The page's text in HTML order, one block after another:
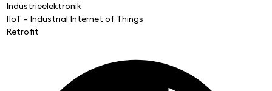
Industrieelektronik
IIoT – Industrial Internet of Things
Retrofit